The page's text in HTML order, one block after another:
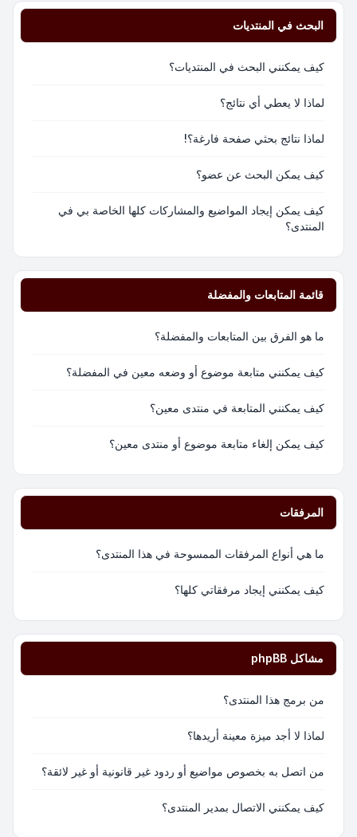
البحث في المنتديات
كيف يمكنني البحث في المنتديات؟
لماذا لا يعطي أي نتائج؟
لماذا نتائج بحثي صفحة فارغة؟!
كيف يمكن البحث عن عضو؟
كيف يمكن إيجاد المواضيع والمشاركات كلها الخاصة بي في
المنتدى؟
قائمة المتابعات والمفضلة
ما هو الفرق بين المتابعات والمفضلة؟
كيف يمكنني متابعة موضوع أو وضعه معين في المفضلة؟
كيف يمكنني المتابعة في منتدى معين؟
كيف يمكن إلغاء متابعة موضوع أو منتدى معين؟
المرفقات
ما هي أنواع المرفقات الممسوحة في هذا المنتدى؟
كيف يمكنني إيجاد مرفقاتي كلها؟
مشاكل phpBB
من برمج هذا المنتدى؟
لماذا لا أجد ميزة معينة أريدها؟
من اتصل به بخصوص مواضيع أو ردود غير قانونية أو غير لائقة؟
كيف يمكنني الاتصال بمدير المنتدى؟